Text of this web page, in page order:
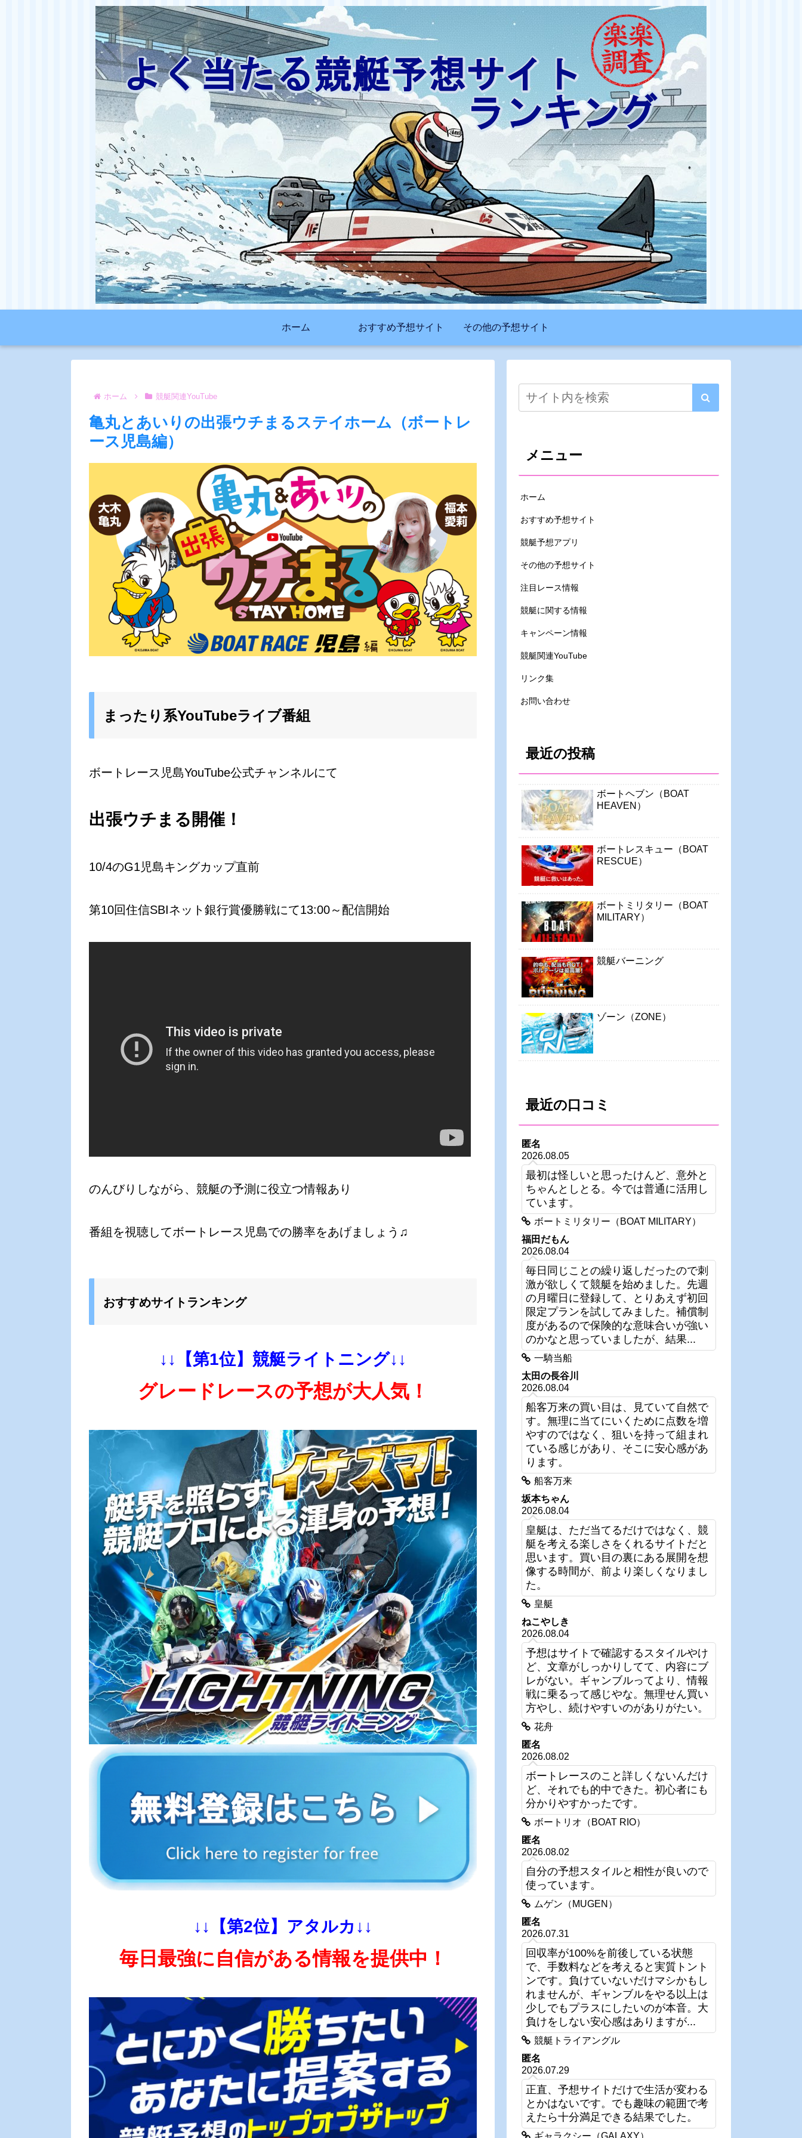
ホーム おすすめ予想サイト その他の予想サイト
ホーム 競艇関連YouTube
亀丸とあいりの出張ウチまるステイホーム（ボートレ
ース児島編）
まったり系YouTubeライブ番組
ボートレース児島YouTube公式チャンネルにて
出張ウチまる開催！
10/4のG1児島キングカップ直前
第10回住信SBIネット銀行賞優勝戦にて13:00～配信開始
のんびりしながら、競艇の予測に役立つ情報あり
番組を視聴してボートレース児島での勝率をあげましょう♫
おすすめサイトランキング
↓↓【第1位】競艇ライトニング↓↓
グレードレースの予想が大人気！
↓↓【第2位】アタルカ↓↓
毎日最強に自信がある情報を提供中！
メニュー
ホーム
おすすめ予想サイト
競艇予想アプリ
その他の予想サイト
注目レース情報
競艇に関する情報
キャンペーン情報
競艇関連YouTube
リンク集
お問い合わせ
最近の投稿
ボートヘブン（BOAT
HEAVEN）
ボートレスキュー（BOAT
RESCUE）
ボートミリタリー（BOAT
MILITARY）
競艇バーニング
ゾーン（ZONE）
最近の口コミ
匿名
2026.08.05
最初は怪しいと思ったけんど、意外と
ちゃんとしとる。今では普通に活用し
ています。
ボートミリタリー（BOAT MILITARY）
福田だもん
2026.08.04
毎日同じことの繰り返しだったので刺
激が欲しくて競艇を始めました。先週
の月曜日に登録して、とりあえず初回
限定プランを試してみました。補償制
度があるので保険的な意味合いが強い
のかなと思っていましたが、結果...
一騎当船
太田の長谷川
2026.08.04
船客万来の買い目は、見ていて自然で
す。無理に当てにいくために点数を増
やすのではなく、狙いを持って組まれ
ている感じがあり、そこに安心感があ
ります。
船客万来
坂本ちゃん
2026.08.04
皇艇は、ただ当てるだけではなく、競
艇を考える楽しさをくれるサイトだと
思います。買い目の裏にある展開を想
像する時間が、前より楽しくなりまし
た。
皇艇
ねこやしき
2026.08.04
予想はサイトで確認するスタイルやけ
ど、文章がしっかりしてて、内容にブ
レがない。ギャンブルってより、情報
戦に乗るって感じやな。無理せん買い
方やし、続けやすいのがありがたい。
花舟
匿名
2026.08.02
ボートレースのこと詳しくないんだけ
ど、それでも的中できた。初心者にも
分かりやすかったです。
ボートリオ（BOAT RIO）
匿名
2026.08.02
自分の予想スタイルと相性が良いので
使っています。
ムゲン（MUGEN）
匿名
2026.07.31
回収率が100%を前後している状態
で、手数料などを考えると実質トント
ンです。負けていないだけマシかもし
れませんが、ギャンブルをやる以上は
少しでもプラスにしたいのが本音。大
負けをしない安心感はありますが...
競艇トライアングル
匿名
2026.07.29
正直、予想サイトだけで生活が変わる
とかはないです。でも趣味の範囲で考
えたら十分満足できる結果でした。